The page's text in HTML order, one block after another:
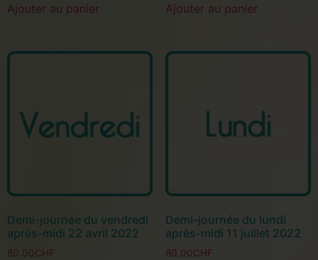
Ajouter au panier Ajouter au panier
Demi-journée du vendredi
après-midi 22 avril 2022
80.00CHF
Demi-journée du lundi
après-midi 11 juillet 2022
80.00CHF